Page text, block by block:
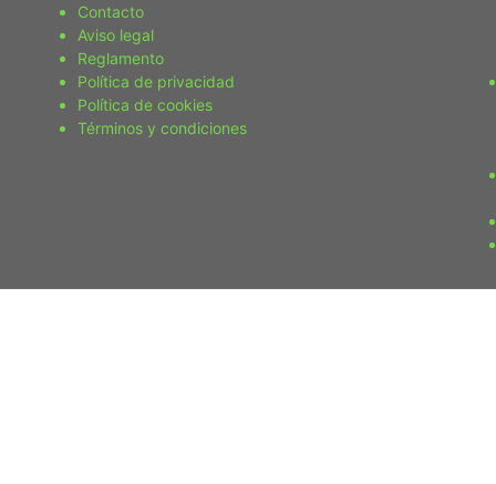
Contacto
Aviso legal
Reglamento
Política de privacidad
Política de cookies
Términos y condiciones